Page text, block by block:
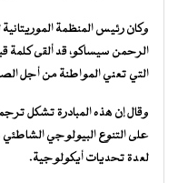
وكان رئيس المنظمة الموريتانية
الرحمن سيساكو، قد ألقى كلمة
التي تعني المواطنة من أجل
وقال إن هذه المبادرة تشكل
على التنوع البيولوجي الشاطئي
لعدة تحديات أيكولوجية.